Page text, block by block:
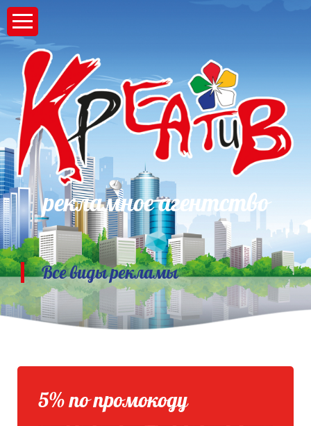
рекламное агентство
Все виды рекламы
5% по промокоду